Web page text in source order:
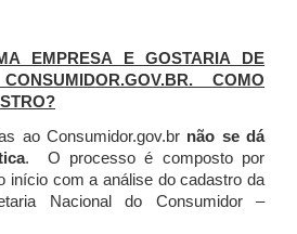
EMPRESA E GOSTARIA DE
COMO
ao Consumidor.gov.br não se dá
. O processo é composto por
início com a análise do cadastro da
Nacional do Consumidor –